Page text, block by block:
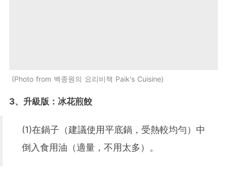
Photo from 백종원의 요리비책 Paik's Cuisine
3、升級版：冰花煎餃
(1)在鍋子（建議使用平底鍋，受熱較均勻）中
倒入食用油（適量，不用太多）。